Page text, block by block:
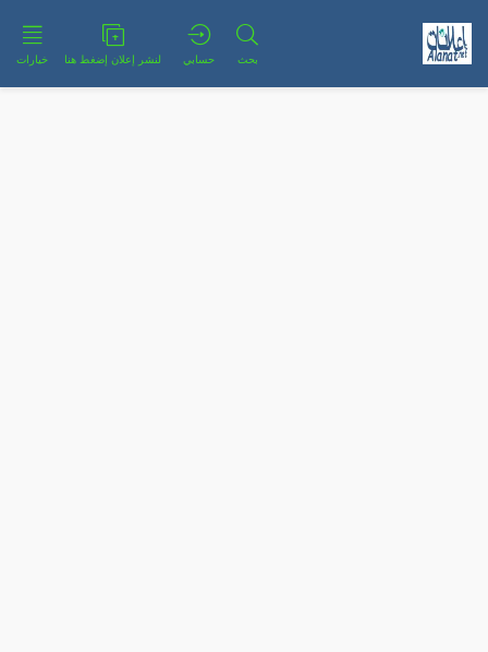
بحث حسابي لنشر إعلان إضغط هنا خيارات